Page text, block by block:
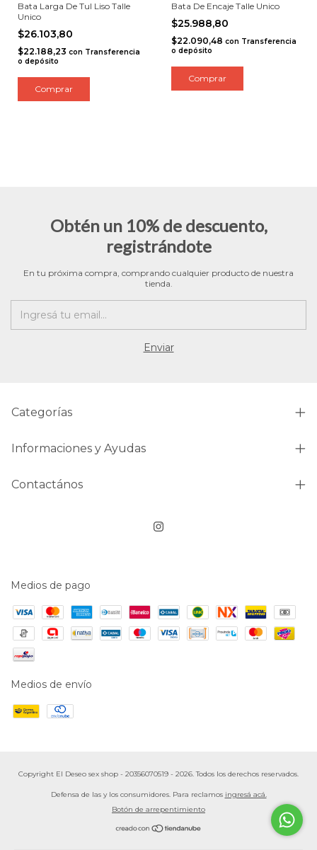
Bata Larga De Tul Liso Talle
Unico
$26.103,80
$22.188,23 con Transferencia
o depósito
Comprar
Bata De Encaje Talle Unico
$25.988,80
$22.090,48 con Transferencia
o depósito
Comprar
Obtén un 10% de descuento,
registrándote
En tu próxima compra, comprando cualquier producto de nuestra
tienda.
Categorías
Informaciones y Ayudas
Contactános
Medios de pago
Medios de envío
Copyright El Deseo sex shop - 20356070519 - 2026. Todos los derechos reservados.
Defensa de las y los consumidores. Para reclamos ingresá acá.
Botón de arrepentimiento